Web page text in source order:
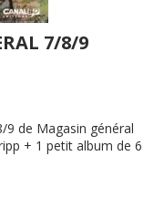
7/8/9
de Magasin général
+ 1 petit album de 6